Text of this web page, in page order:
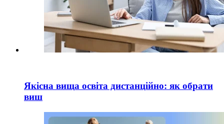
Якісна вища освіта дистанційно: як обрати
виш